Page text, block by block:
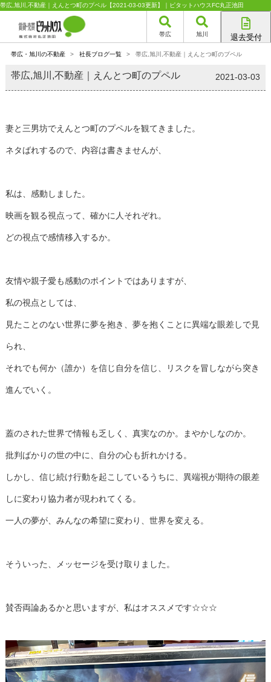
帯広,旭川,不動産｜えんとつ町のプペル【2021-03-03更新】｜ピタットハウスFC丸正池田
帯広 旭川 退去受付
旭川店
帯広・旭川の不動産 > 社長ブログ一覧 > 帯広,旭川,不動産｜えんとつ町のプペル
帯広,旭川,不動産｜えんとつ町のプペル 2021-03-03
妻と三男坊でえんとつ町のプペルを観てきました。
ネタばれするので、内容は書きませんが、
私は、感動しました。
映画を観る視点って、確かに人それぞれ。
どの視点で感情移入するか。
友情や親子愛も感動のポイントではありますが、
私の視点としては、
見たことのない世界に夢を抱き、夢を抱くことに異端な眼差しで見
られ、
それでも何か（誰か）を信じ自分を信じ、リスクを冒しながら突き
進んでいく。
蓋のされた世界で情報も乏しく、真実なのか。まやかしなのか。
批判ばかりの世の中に、自分の心も折れかける。
しかし、信じ続け行動を起こしているうちに、異端視が期待の眼差
しに変わり協力者が現われてくる。
一人の夢が、みんなの希望に変わり、世界を変える。
そういった、メッセージを受け取りました。
賛否両論あるかと思いますが、私はオススメです☆☆☆